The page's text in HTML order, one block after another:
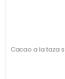
Cacao a la taza